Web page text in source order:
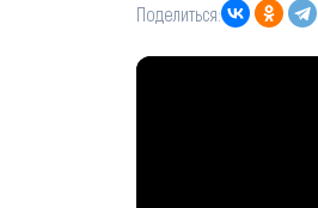
Поделиться: